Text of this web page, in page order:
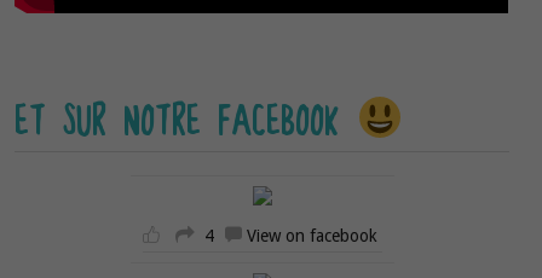
ET SUR NOTRE FACEBOOK
4 View on facebook